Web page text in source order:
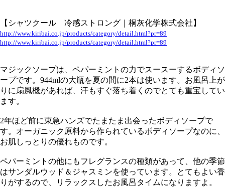
【シャツクール 冷感ストロング｜桐灰化学株式会社】
http://www.kiribai.co.jp/products/category/detail.html?pr=89
http://www.kiribai.co.jp/products/category/detail.html?pr=89
マジックソープは、ペパーミントの力でスースーするボディソ
ープです。944mlの大瓶を夏の間に2本は使います。お風呂上が
りに扇風機があれば、汗もすぐ落ち着くのでとても重宝してい
ます。
2年ほど前に東急ハンズでたまたま出会ったボディソープで
す。オーガニック原料から作られているボディソープなのに、
お肌しっとりの優れものです。
ペパーミントの他にもフレグランスの種類があって、他の季節
はサンダルウッド＆ジャスミンを使っています。とてもよい香
りがするので、リラックスしたお風呂タイムになりますよ。